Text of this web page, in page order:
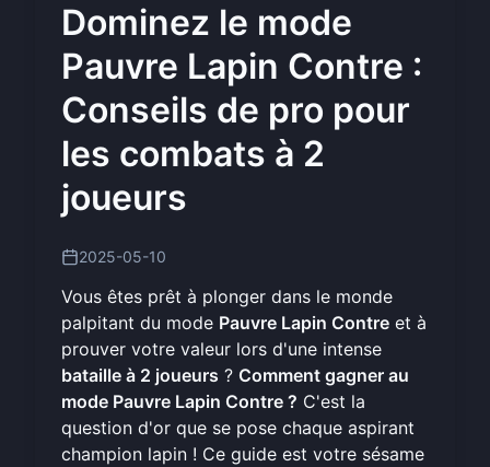
Dominez le mode
Pauvre Lapin Contre :
Conseils de pro pour
les combats à 2
joueurs
2025-05-10
Vous êtes prêt à plonger dans le monde
palpitant du mode Pauvre Lapin Contre et à
prouver votre valeur lors d'une intense
bataille à 2 joueurs ? Comment gagner au
mode Pauvre Lapin Contre ? C'est la
question d'or que se pose chaque aspirant
champion lapin ! Ce guide est votre sésame